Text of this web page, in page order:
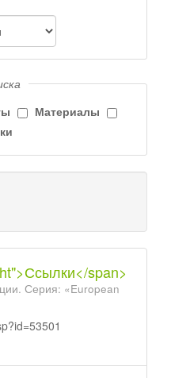
Материалы
span>
Серия: «European